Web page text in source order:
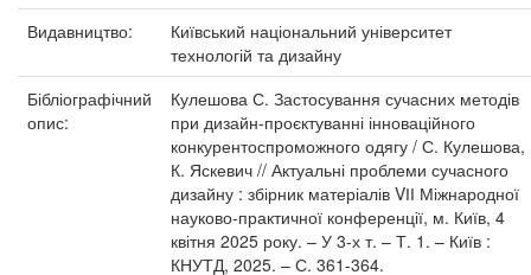
Видавництво:
Київський національний університет
технологій та дизайну
Бібліографічний
опис:
Кулешова С. Застосування сучасних методів
при дизайн-проєктуванні інноваційного
конкурентоспроможного одягу / С. Кулешова,
К. Яскевич // Актуальні проблеми сучасного
дизайну : збірник матеріалів VІІ Міжнародної
науково-практичної конференції, м. Київ, 4
квітня 2025 року. – У 3-х т. – Т. 1. – Київ :
КНУТД, 2025. – С. 361-364.